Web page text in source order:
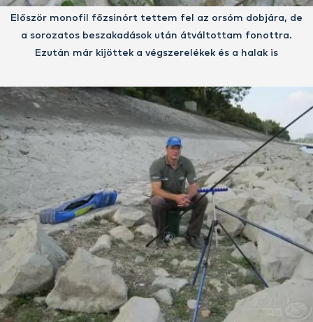
Először monofil főzsinórt tettem fel az orsóm dobjára, de
a sorozatos beszakadások után átváltottam fonottra.
Ezután már kijöttek a végszerelékek és a halak is